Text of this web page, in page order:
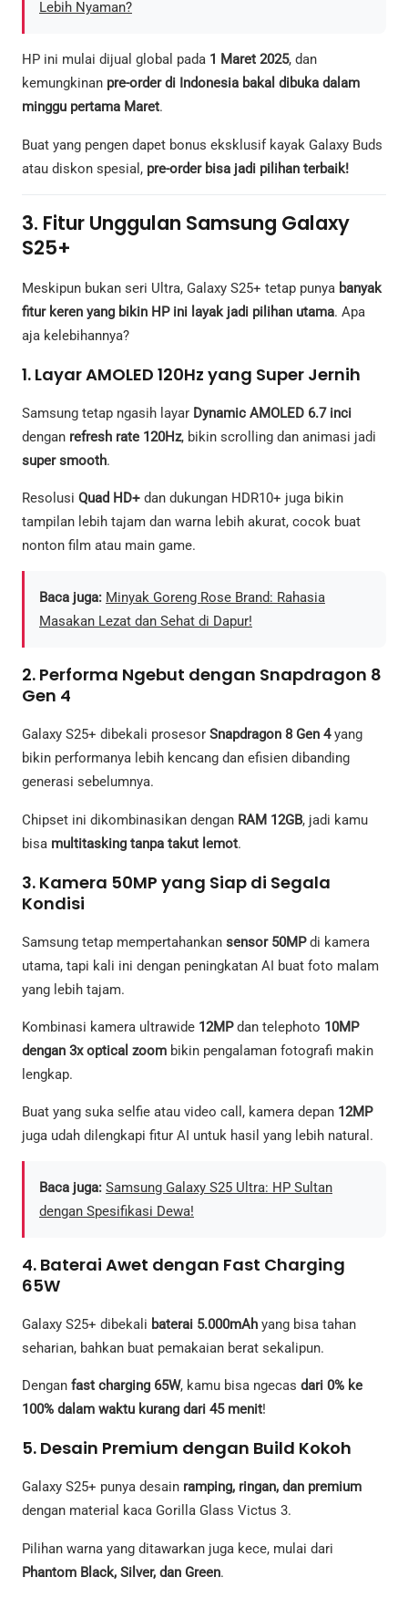
Lebih Nyaman?
HP ini mulai dijual global pada 1 Maret 2025, dan
kemungkinan pre-order di Indonesia bakal dibuka dalam
minggu pertama Maret.
Buat yang pengen dapet bonus eksklusif kayak Galaxy Buds
atau diskon spesial, pre-order bisa jadi pilihan terbaik!
3. Fitur Unggulan Samsung Galaxy
S25+
Meskipun bukan seri Ultra, Galaxy S25+ tetap punya banyak
fitur keren yang bikin HP ini layak jadi pilihan utama. Apa
aja kelebihannya?
1. Layar AMOLED 120Hz yang Super Jernih
Samsung tetap ngasih layar Dynamic AMOLED 6.7 inci
dengan refresh rate 120Hz, bikin scrolling dan animasi jadi
super smooth.
Resolusi Quad HD+ dan dukungan HDR10+ juga bikin
tampilan lebih tajam dan warna lebih akurat, cocok buat
nonton film atau main game.
Baca juga: Minyak Goreng Rose Brand: Rahasia
Masakan Lezat dan Sehat di Dapur!
2. Performa Ngebut dengan Snapdragon 8
Gen 4
Galaxy S25+ dibekali prosesor Snapdragon 8 Gen 4yang
bikin performanya lebih kencang dan efisien dibanding
generasi sebelumnya.
Chipset ini dikombinasikan dengan RAM 12GB, jadi kamu
bisa multitasking tanpa takut lemot.
3. Kamera 50MP yang Siap di Segala
Kondisi
Samsung tetap mempertahankan sensor 50MPdi kamera
utama, tapi kali ini dengan peningkatan AI buat foto malam
yang lebih tajam.
Kombinasi kamera ultrawide 12MPdan telephoto 10MP
dengan 3x optical zoom bikin pengalaman fotografi makin
lengkap.
Buat yang suka selfie atau video call, kamera depan 12MP
juga udah dilengkapi fitur AI untuk hasil yang lebih natural.
Baca juga: Samsung Galaxy S25 Ultra: HP Sultan
dengan Spesifikasi Dewa!
4. Baterai Awet dengan Fast Charging
65W
Galaxy S25+ dibekali baterai 5.000mAh yang bisa tahan
seharian, bahkan buat pemakaian berat sekalipun.
Dengan fast charging 65W, kamu bisa ngecas dari 0% ke
100% dalam waktu kurang dari 45 menit!
5. Desain Premium dengan Build Kokoh
Galaxy S25+ punya desain ramping, ringan, dan premium
dengan material kaca Gorilla Glass Victus 3.
Pilihan warna yang ditawarkan juga kece, mulai dari
Phantom Black, Silver, dan Green.